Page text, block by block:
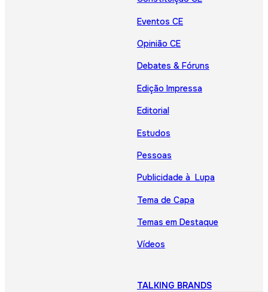
Eventos CE
Opinião CE
Debates & Fóruns
Edição Impressa
Editorial
Estudos
Pessoas
Publicidade à Lupa
Tema de Capa
Temas em Destaque
Vídeos
TALKING BRANDS